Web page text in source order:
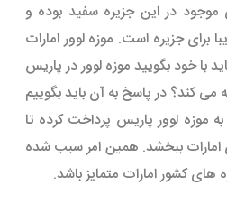
در این جزیره سفید بوده و
برای جزیره است. موزه لوور امارات
با خود بگویید موزه لوور در پاریس
کند؟ در پاسخ به آن باید بگوییم
موزه لوور پاریس پرداخت کرده تا
امارات ببخشد. همین امر سبب شده
های کشور امارات متمایز باشد.